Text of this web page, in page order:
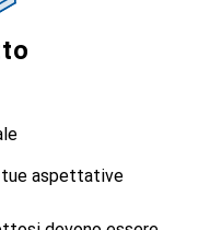
tue aspettative